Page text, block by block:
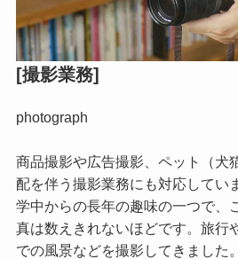
[撮影業務]
photograph
商品撮影や広告撮影、ペット（犬
配を伴う撮影業務にも対応してい
学中からの長年の趣味の一つで、
真は数えきれないほどです。旅行
での風景などを撮影してきました